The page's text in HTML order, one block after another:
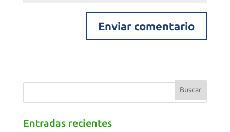
Entradas recientes